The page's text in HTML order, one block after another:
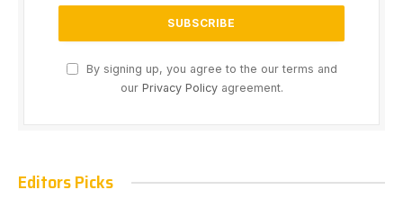
By signing up, you agree to the our terms and
our Privacy Policyagreement.
Editors Picks